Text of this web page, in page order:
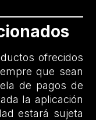
ofrecidos
que sean
de pagos de
la aplicación
estará sujeta